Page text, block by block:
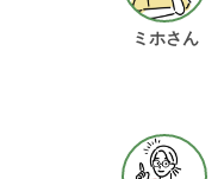
ミホさん